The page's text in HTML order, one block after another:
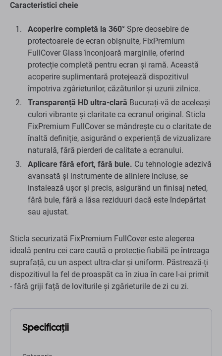
Caracteristici cheie
Acoperire completă la 360° Spre deosebire de
protectoarele de ecran obișnuite, FixPremium
FullCover Glass înconjoară marginile, oferind
protecție completă pentru ecran și ramă. Această
acoperire suplimentară protejează dispozitivul
împotriva zgârieturilor, căzăturilor și uzurii zilnice.
Transparență HD ultra-clară Bucurați-vă de aceleași
culori vibrante și claritate ca ecranul original. Sticla
FixPremium FullCover se mândrește cu o claritate de
înaltă definiție, asigurând o experiență de vizualizare
naturală, fără pierderi de calitate a ecranului.
Aplicare fără efort, fără bule. Cu tehnologie adezivă
avansată și instrumente de aliniere incluse, se
instalează ușor și precis, asigurând un finisaj neted,
fără bule, fără a lăsa reziduuri dacă este îndepărtat
sau ajustat.
Sticla securizată FixPremium FullCover este alegerea
ideală pentru cei care caută o protecție fiabilă pe întreaga
suprafață, cu un aspect ultra-clar și uniform. Păstrează-ți
dispozitivul la fel de proaspăt ca în ziua în care l-ai primit
- fără griji față de loviturile și zgârieturile de zi cu zi.
Specificații